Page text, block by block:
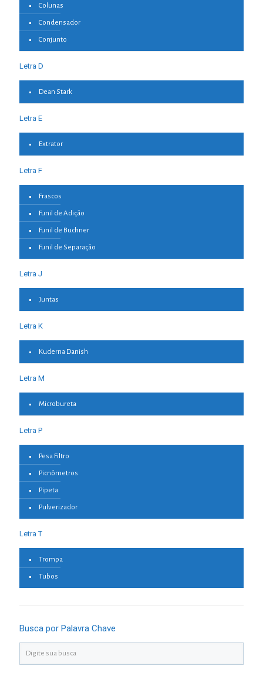
Colunas
Condensador
Conjunto
Letra D
Dean Stark
Letra E
Extrator
Letra F
Frascos
Funil de Adição
Funil de Buchner
Funil de Separação
Letra J
Juntas
Letra K
Kuderna Danish
Letra M
Microbureta
Letra P
Pesa Filtro
Picnômetros
Pipeta
Pulverizador
Letra T
Trompa
Tubos
Busca por Palavra Chave